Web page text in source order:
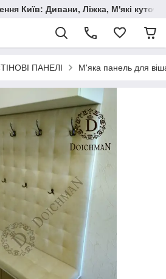
Київ: Дивани, Ліжка, М'які
ПАНЕЛІ М'яка панель для